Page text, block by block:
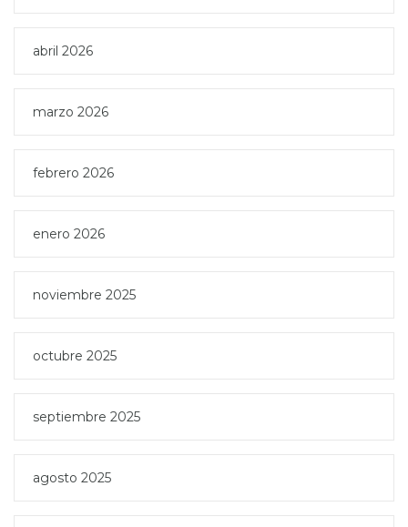
abril 2026
marzo 2026
febrero 2026
enero 2026
noviembre 2025
octubre 2025
septiembre 2025
agosto 2025